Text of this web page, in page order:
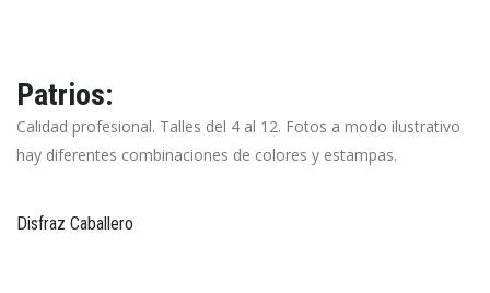
Patrios:
Calidad profesional. Talles del 4 al 12. Fotos a modo ilustrativo
hay diferentes combinaciones de colores y estampas.
Disfraz Caballero